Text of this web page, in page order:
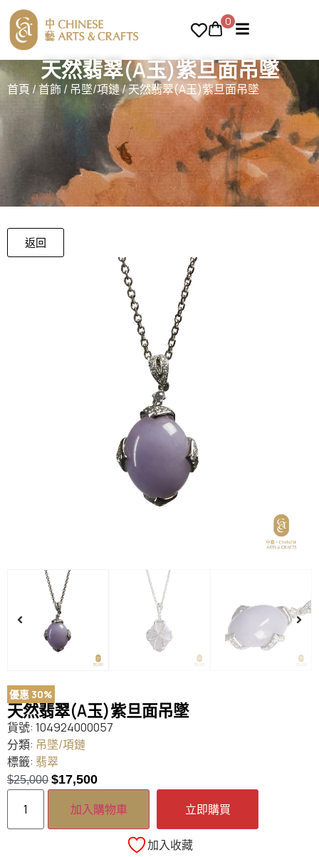
0
天然翡翠(A玉)紫旦面吊墜
首頁 /首飾/ 吊墜/項鏈/ 天然翡翠(A玉)紫旦面吊墜
返回
優惠 30%
天然翡翠(A玉)紫旦面吊墜
貨號: 104924000057
分類: 吊墜/項鏈
標籤: 翡翠
$25,000 $17,500
加入購物車 立即購買
加入收藏